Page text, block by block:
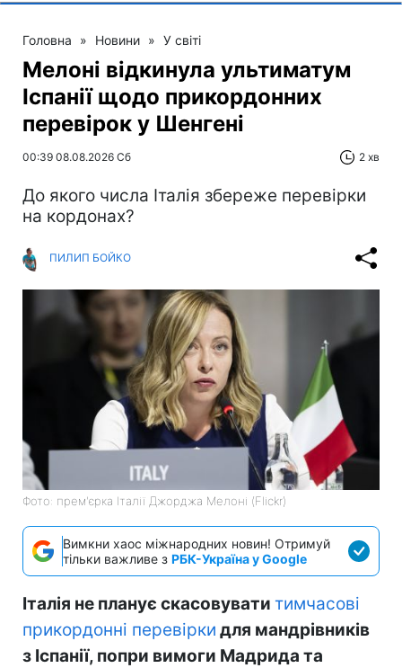
Головна » Новини » У світі
Мелоні відкинула ультиматум
Іспанії щодо прикордонних
перевірок у Шенгені
00:39 08.08.2026 Сб 2 хв
До якого числа Італія збереже перевірки
на кордонах?
ПИЛИП БОЙКО
Фото: прем'єрка Італії Джорджа Мелоні (Flickr)
Вимкни хаос міжнародних новин! Отримуй
тільки важливе з РБК-Україна у Google
Італія не планує скасовувати тимчасові
прикордонні перевірки для мандрівників
з Іспанії, попри вимоги Мадрида та